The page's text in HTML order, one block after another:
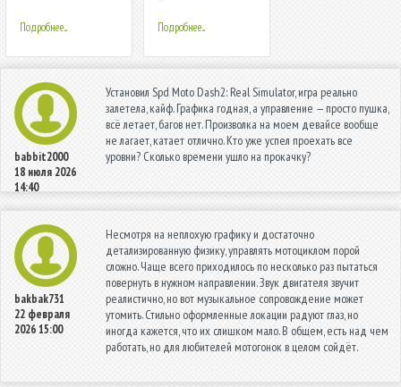
Подробнее... Подробнее...
babbit2000
18 июля 2026
14:40
Установил Spd Moto Dash2: Real Simulator, игра реально
залетела, кайф. Графика годная, а управление — просто пушка,
всё летает, багов нет. Произволка на моем девайсе вообще
не лагает, катает отлично. Кто уже успел проехать все
уровни? Сколько времени ушло на прокачку?
bakbak731
22 февраля
2026 15:00
Несмотря на неплохую графику и достаточно
детализированную физику, управлять мотоциклом порой
сложно. Чаще всего приходилось по несколько раз пытаться
повернуть в нужном направлении. Звук двигателя звучит
реалистично, но вот музыкальное сопровождение может
утомить. Стильно оформленные локации радуют глаз, но
иногда кажется, что их слишком мало. В общем, есть над чем
работать, но для любителей мотогонок в целом сойдёт.